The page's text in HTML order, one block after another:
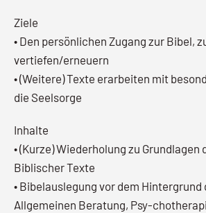
Ziele
• Den persönlichen Zugang zur Bibel,
vertiefen/erneuern
• (Weitere) Texte erarbeiten mit
die Seelsorge
Inhalte
• (Kurze) Wiederholung zu Grundlagen
Biblischer Texte
• Bibelauslegung vor dem Hintergrund
Allgemeinen Beratung, Psy-